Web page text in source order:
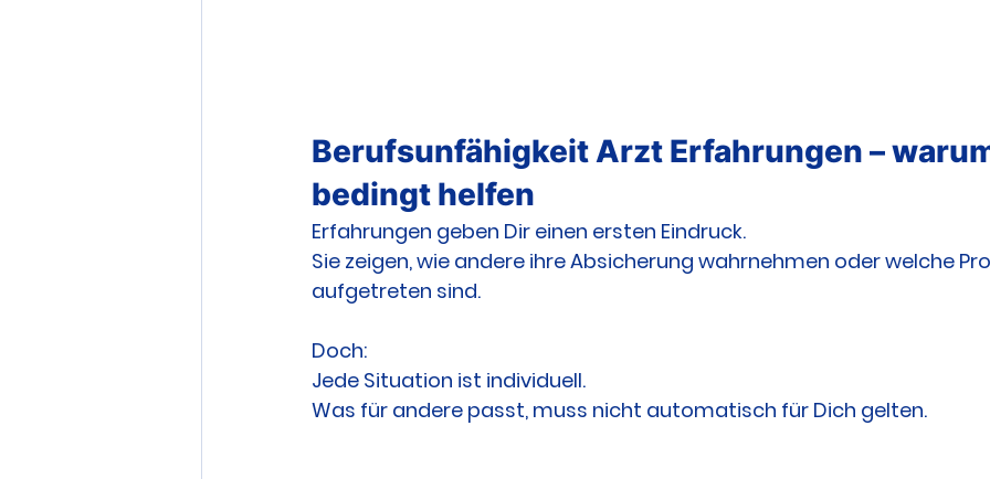
Berufsunfähigkeit Arzt Erfahrungen –
bedingt helfen
Erfahrungen geben Dir einen ersten Eindruck.
Sie zeigen, wie andere ihre Absicherung wahrnehmen oder welche
aufgetreten sind.
Doch:
Jede Situation ist individuell.
Was für andere passt, muss nicht automatisch für Dich gelten.